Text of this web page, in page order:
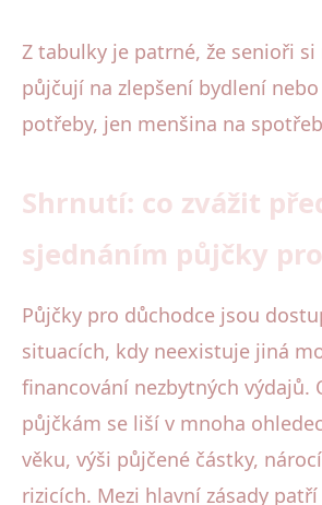
Z tabulky je patrné, že senioři si
půjčují na zlepšení bydlení
potřeby, jen menšina na
Shrnutí: co zvážit
sjednáním půjčky
Půjčky pro důchodce jsou
situacích, kdy neexistuje jiná
financování nezbytných výdajů.
půjčkám se liší v mnoha
věku, výši půjčené částky,
rizicích. Mezi hlavní zásady